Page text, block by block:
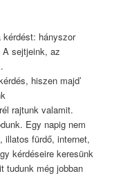
hányszor
A sejtjeink, az
hiszen majd’
rajtunk valamit.
Egy napig nem
illatos fürdő, internet,
kérdéseire keresünk
tudunk még jobban